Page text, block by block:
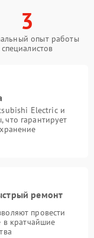
3
опыт работы
специалистов
Electric и
гарантирует
ремонт
провести
в кратчайшие